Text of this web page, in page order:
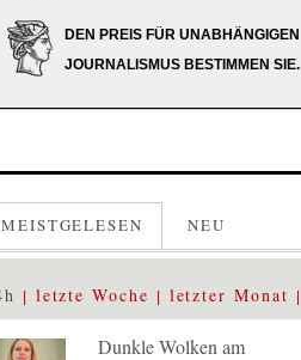
DEN PREIS FÜR UNABHÄNGIGEN
JOURNALISMUS BESTIMMEN SIE.
MEISTGELESEN NEU
letzte Woche letzter Monat
Dunkle Wolken am